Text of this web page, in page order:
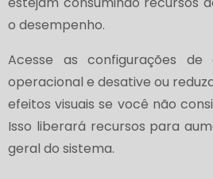
o desempenho.
Acesse as configurações de
operacional e desative ou
efeitos visuais se você não
Isso liberará recursos para
geral do sistema.